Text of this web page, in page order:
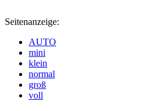
Seitenanzeige:
AUTO
mini
klein
normal
groß
voll